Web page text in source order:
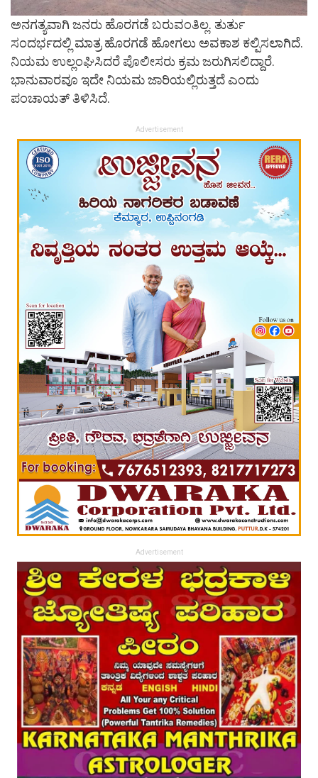
ಅನಗತ್ಯವಾಗಿ ಜನರು ಹೊರಗಡೆ ಬರುವಂತಿಲ್ಲ. ತುರ್ತು
ಸಂದರ್ಭದಲ್ಲಿ ಮಾತ್ರ ಹೊರಗಡೆ ಹೋಗಲು ಅವಕಾಶ ಕಲ್ಪಿಸಲಾಗಿದೆ.
ನಿಯಮ ಉಲ್ಲಂಘಿಸಿದರೆ ಪೊಲೀಸರು ಕ್ರಮ ಜರುಗಿಸಲಿದ್ದಾರೆ.
ಭಾನುವಾರವೂ ಇದೇ ನಿಯಮ ಜಾರಿಯಲ್ಲಿರುತ್ತದೆ ಎಂದು
ಪಂಚಾಯತ್ ತಿಳಿಸಿದೆ.
Advertisement
Advertisement